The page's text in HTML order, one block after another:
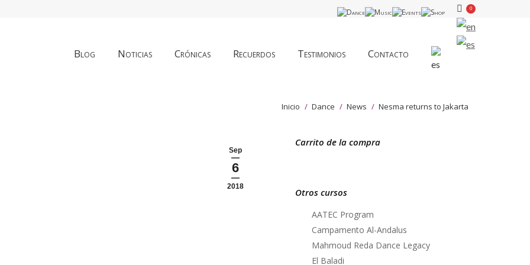
0
Blog Noticias Crónicas Recuerdos Testimonios Contacto
Estás aquí:
Inicio Dance News Nesma returns to Jakarta
Sep
6
2018
Carrito de la compra
Otros cursos
AATEC Program
Campamento Al-Andalus
Mahmoud Reda Dance Legacy
El Baladi